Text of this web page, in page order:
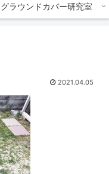
グラウンドカバー研究室
2021.04.05